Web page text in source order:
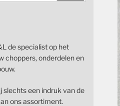
de specialist op het
choppers, onderdelen en
slechts een indruk van de
ons assortiment.